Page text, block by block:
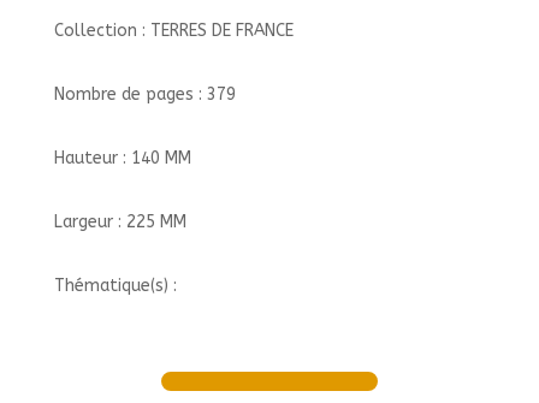
Collection : TERRES DE FRANCE
Nombre de pages : 379
Hauteur : 140 MM
Largeur : 225 MM
Thématique(s) :